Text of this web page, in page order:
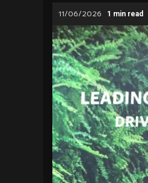
11/06/2026 1 min read